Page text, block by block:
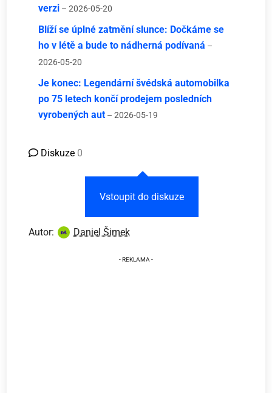
verzi – 2026-05-20
Blíží se úplné zatmění slunce: Dočkáme se
ho v létě a bude to nádherná podívaná –
2026-05-20
Je konec: Legendární švédská automobilka
po 75 letech končí prodejem posledních
vyrobených aut – 2026-05-19
Diskuze 0
Vstoupit do diskuze
Autor: Daniel Šimek